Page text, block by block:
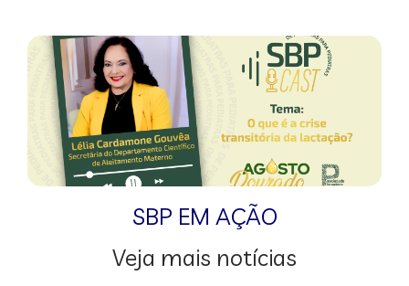
SBP EM AÇÃO
Veja mais notícias